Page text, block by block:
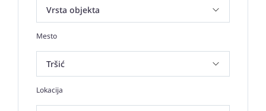
Mesto
Lokacija